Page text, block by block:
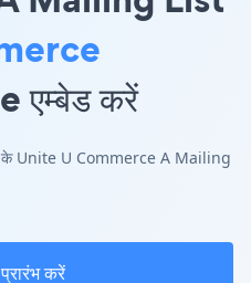
करें
के Unite U Commerce A Mailing
करें